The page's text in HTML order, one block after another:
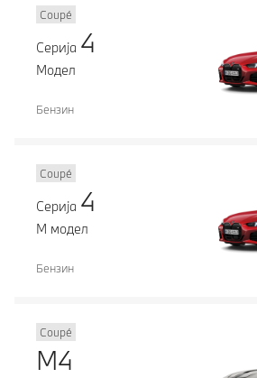
Coupé
Серија 4
Модел
Бензин
Coupé
Серија 4
М модел
Бензин
Coupé
M4